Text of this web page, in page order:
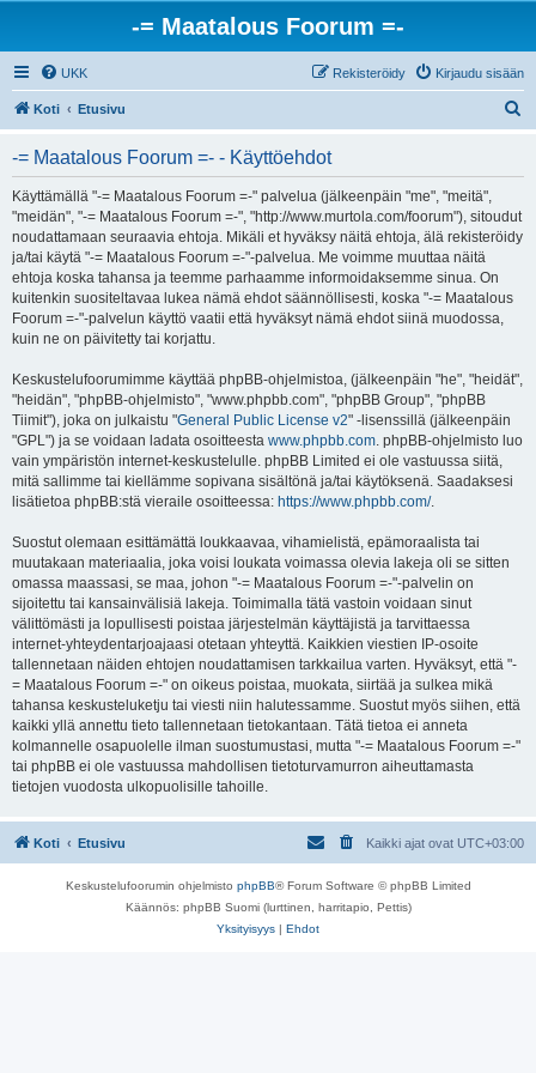
-= Maatalous Foorum =-
UKK Kirjaudu sisään
Rekisteröidy
Koti Etusivu
-= Maatalous Foorum =- - Käyttöehdot
Käyttämällä "-= Maatalous Foorum =-" palvelua (jälkeenpäin "me", "meitä",
"meidän", "-= Maatalous Foorum =-", "http://www.murtola.com/foorum"), sitoudut
noudattamaan seuraavia ehtoja. Mikäli et hyväksy näitä ehtoja, älä rekisteröidy
ja/tai käytä "-= Maatalous Foorum =-"-palvelua. Me voimme muuttaa näitä
ehtoja koska tahansa ja teemme parhaamme informoidaksemme sinua. On
kuitenkin suositeltavaa lukea nämä ehdot säännöllisesti, koska "-= Maatalous
Foorum =-"-palvelun käyttö vaatii että hyväksyt nämä ehdot siinä muodossa,
kuin ne on päivitetty tai korjattu.
Keskustelufoorumimme käyttää phpBB-ohjelmistoa, (jälkeenpäin "he", "heidät",
"heidän", "phpBB-ohjelmisto", "www.phpbb.com", "phpBB Group", "phpBB
Tiimit"), joka on julkaistu "General Public License v2" -lisenssillä (jälkeenpäin
"GPL") ja se voidaan ladata osoitteesta www.phpbb.com. phpBB-ohjelmisto luo
vain ympäristön internet-keskustelulle. phpBB Limited ei ole vastuussa siitä,
mitä sallimme tai kiellämme sopivana sisältönä ja/tai käytöksenä. Saadaksesi
lisätietoa phpBB:stä vieraile osoitteessa: https://www.phpbb.com/.
Suostut olemaan esittämättä loukkaavaa, vihamielistä, epämoraalista tai
muutakaan materiaalia, joka voisi loukata voimassa olevia lakeja oli se sitten
omassa maassasi, se maa, johon "-= Maatalous Foorum =-"-palvelin on
sijoitettu tai kansainvälisiä lakeja. Toimimalla tätä vastoin voidaan sinut
välittömästi ja lopullisesti poistaa järjestelmän käyttäjistä ja tarvittaessa
internet-yhteydentarjoajaasi otetaan yhteyttä. Kaikkien viestien IP-osoite
tallennetaan näiden ehtojen noudattamisen tarkkailua varten. Hyväksyt, että "-
= Maatalous Foorum =-" on oikeus poistaa, muokata, siirtää ja sulkea mikä
tahansa keskusteluketju tai viesti niin halutessamme. Suostut myös siihen, että
kaikki yllä annettu tieto tallennetaan tietokantaan. Tätä tietoa ei anneta
kolmannelle osapuolelle ilman suostumustasi, mutta "-= Maatalous Foorum =-"
tai phpBB ei ole vastuussa mahdollisen tietoturvamurron aiheuttamasta
tietojen vuodosta ulkopuolisille tahoille.
Koti Etusivu Kaikki ajat ovat UTC+03:00
Keskustelufoorumin ohjelmisto phpBB® Forum Software © phpBB Limited
Käännös: phpBB Suomi (lurttinen, harritapio, Pettis)
Yksityisyys | Ehdot